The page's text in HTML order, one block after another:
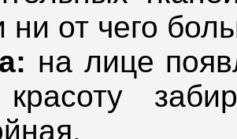
ни от чего
на лице